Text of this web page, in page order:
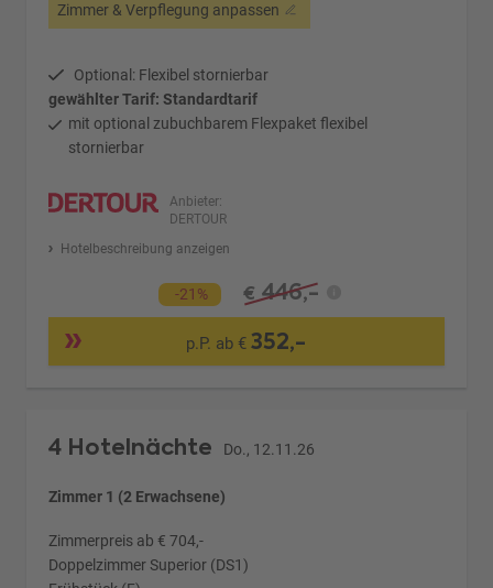
Zimmer & Verpflegung anpassen
Optional: Flexibel stornierbar
gewählter Tarif: Standardtarif
mit optional zubuchbarem Flexpaket flexibel
stornierbar
Anbieter:
DERTOUR
Hotelbeschreibung anzeigen
-21% € 446,-
p.P. ab €352,-
4 Hotelnächte Do., 12.11.26
Zimmer 1 (2 Erwachsene)
Zimmerpreis ab € 704,-
Doppelzimmer Superior (DS1)